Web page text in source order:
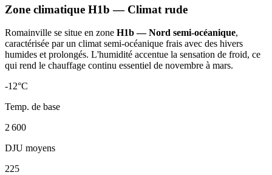
Zone climatique H1b — Climat rude
Romainville se situe en zone H1b — Nord semi-océanique,
caractérisée par un climat semi-océanique frais avec des hivers
humides et prolongés. L'humidité accentue la sensation de froid, ce
qui rend le chauffage continu essentiel de novembre à mars.
-12°C
Temp. de base
2 600
DJU moyens
225